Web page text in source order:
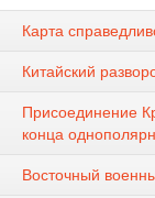
Карта
Китайский
Присоединение
конца
Восточный